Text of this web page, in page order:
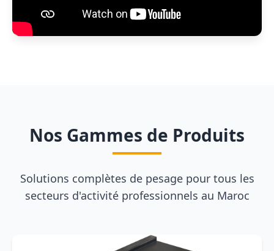
Nos Gammes de Produits
Solutions complètes de pesage pour tous les
secteurs d'activité professionnels au Maroc